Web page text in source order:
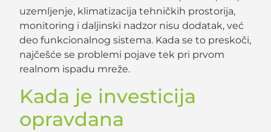
uzemljenje, klimatizacija tehničkih prostorija,
monitoring i daljinski nadzor nisu dodatak, već
deo funkcionalnog sistema. Kada se to preskoči,
najčešće se problemi pojave tek pri prvom
realnom ispadu mreže.
Kada je investicija
opravdana